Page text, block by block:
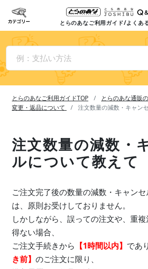
とらのあなご利用ガイド/よくあ
とらのあなご利用ガイドTOP とらのあな通販
変更・返品について
注文数量の減数・キャン
注文数量の減数・
ルについて教えて
ご注文完了後の数量の減数・キャン
は、原則お受けしておりません。
しかしながら、誤っての注文や、重
得ない場合、
ご注文手続きから 【1時間以内】 であり
き前】 のご注文に限り、